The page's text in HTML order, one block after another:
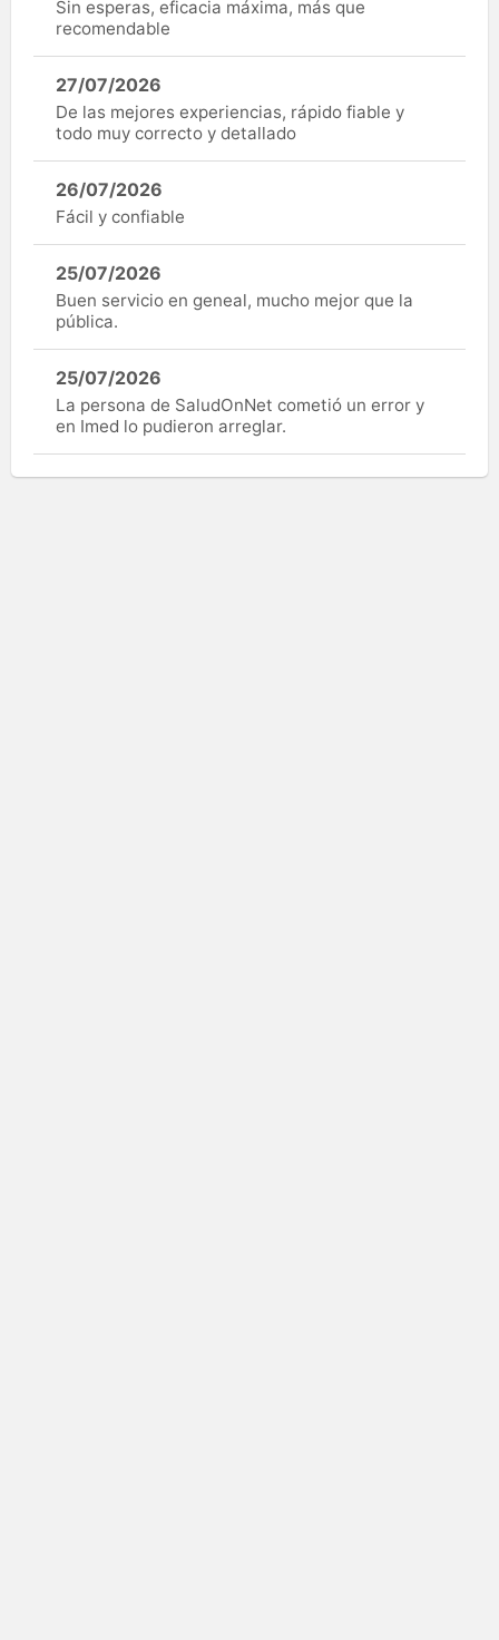
Sin esperas, eficacia máxima, más que
recomendable
27/07/2026
De las mejores experiencias, rápido fiable y
todo muy correcto y detallado
26/07/2026
Fácil y confiable
25/07/2026
Buen servicio en geneal, mucho mejor que la
pública.
25/07/2026
La persona de SaludOnNet cometió un error y
en Imed lo pudieron arreglar.